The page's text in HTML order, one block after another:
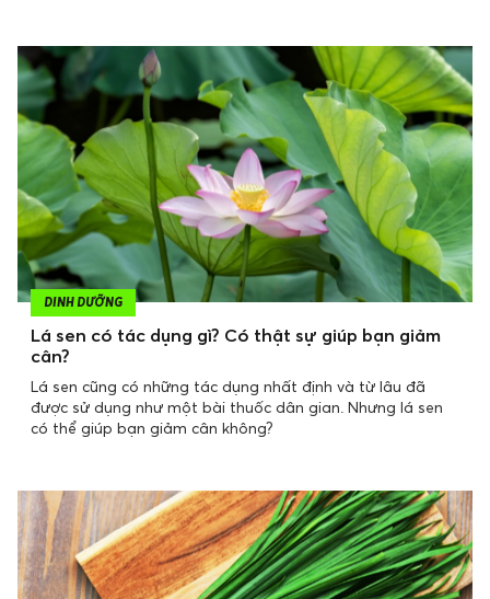
DINH DƯỠNG
Lá sen có tác dụng gì? Có thật sự giúp bạn giảm
cân?
Lá sen cũng có những tác dụng nhất định và từ lâu đã
được sử dụng như một bài thuốc dân gian. Nhưng lá sen
có thể giúp bạn giảm cân không?